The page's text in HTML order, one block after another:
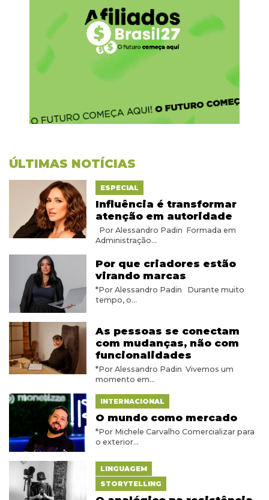
ÚLTIMAS NOTÍCIAS
ESPECIAL
Influência é transformar
atenção em autoridade
Por Alessandro Padin Formada em
Administração...
Por que criadores estão
virando marcas
*Por Alessandro Padin Durante muito
tempo, o...
As pessoas se conectam
com mudanças, não com
funcionalidades
*Por Alessandro Padin Vivemos um
momento em...
INTERNACIONAL
O mundo como mercado
*Por Michele Carvalho Comercializar para
o exterior...
LINGUAGEM
STORYTELLING